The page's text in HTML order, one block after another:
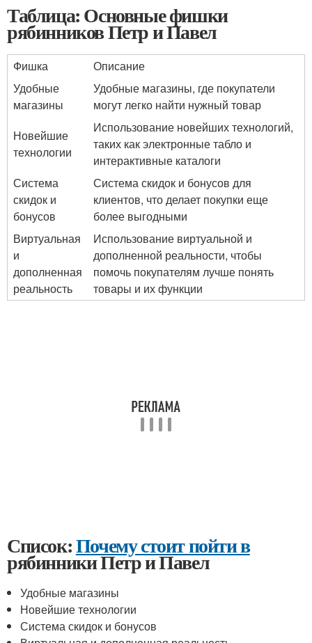
Таблица: Основные фишки
рябинников Петр и Павел
Фишка
Описание
Удобные
магазины
Удобные магазины, где покупатели
могут легко найти нужный товар
Новейшие
технологии
Использование новейших технологий,
таких как электронные табло и
интерактивные каталоги
Система
скидок и
бонусов
Система скидок и бонусов для
клиентов, что делает покупки еще
более выгодными
Виртуальная
и
дополненная
реальность
Использование виртуальной и
дополненной реальности, чтобы
помочь покупателям лучше понять
товары и их функции
Список:Почему стоит пойти в
рябинники Петр и Павел
Удобные магазины
Новейшие технологии
Система скидок и бонусов